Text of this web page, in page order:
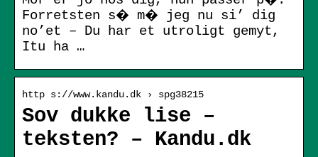
Forretsten s� m� jeg nu si’ dig
no’et – Du har et utroligt gemyt,
Itu ha …
http s://www.kandu.dk › spg38215
Sov dukke lise –
teksten? – Kandu.dk